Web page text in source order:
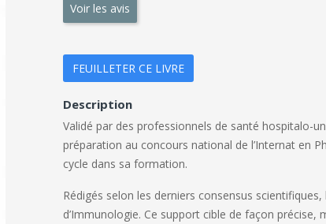
Voir les avis
FEUILLETER CE LIVRE
Description
Validé par des professionnels de santé hospitalo-
préparation au concours national de l’Internat en
cycle dans sa formation.
Rédigés selon les derniers consensus
d’Immunologie. Ce support cible de façon précise,